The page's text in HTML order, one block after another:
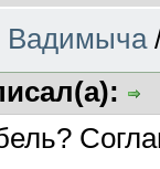
Вадимыча